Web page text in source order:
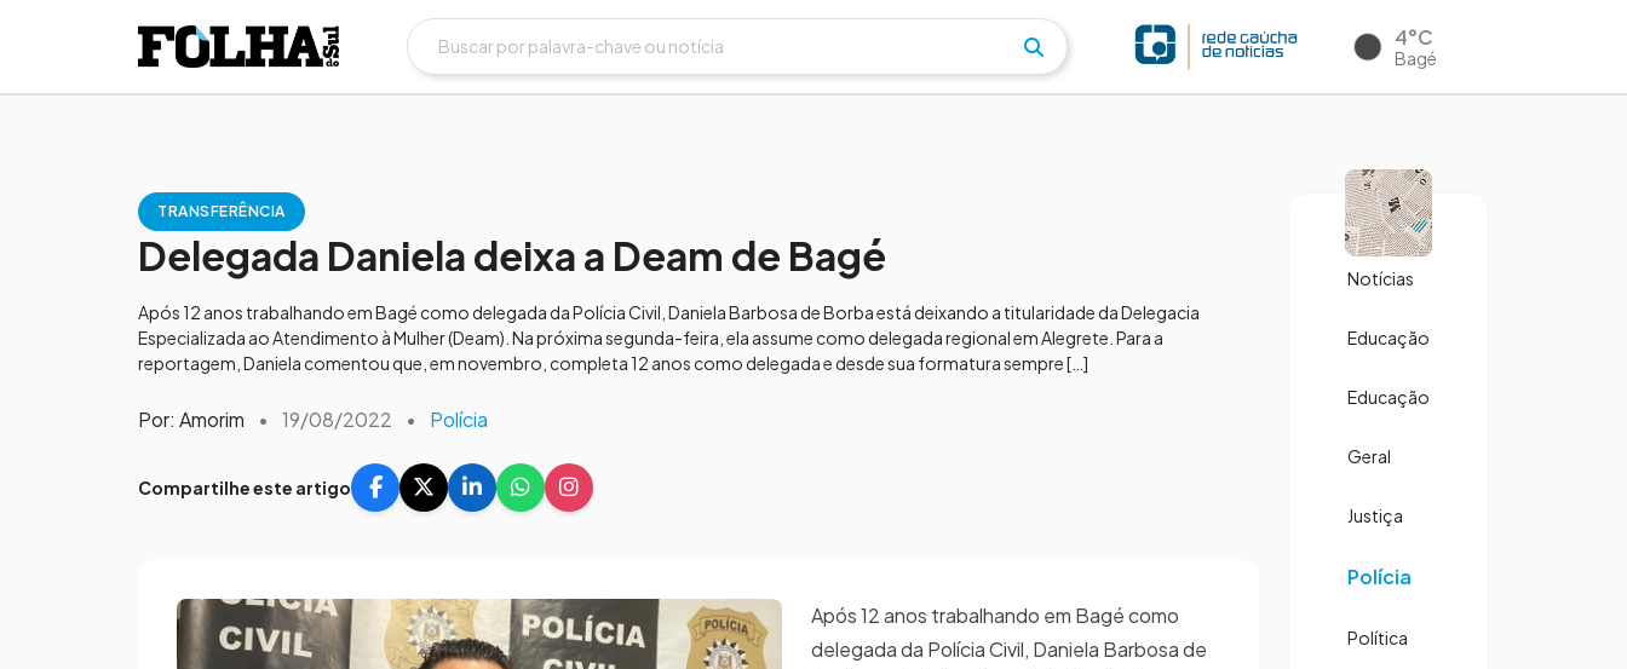
4°C
Bagé
TRANSFERÊNCIA
Delegada Daniela deixa a Deam de Bagé
Após 12 anos trabalhando em Bagé como delegada da Polícia Civil, Daniela Barbosa de Borba está deixando a titularidade da Delegacia
Especializada ao Atendimento à Mulher (Deam). Na próxima segunda-feira, ela assume como delegada regional em Alegrete. Para a
reportagem, Daniela comentou que, em novembro, completa 12 anos como delegada e desde sua formatura sempre […]
Por: Amorim • 19/08/2022 • Polícia
Compartilhe este artigo
Após 12 anos trabalhando em Bagé como
delegada da Polícia Civil, Daniela Barbosa de
Notícias
Educação
Educação
Geral
Justiça
Polícia
Política